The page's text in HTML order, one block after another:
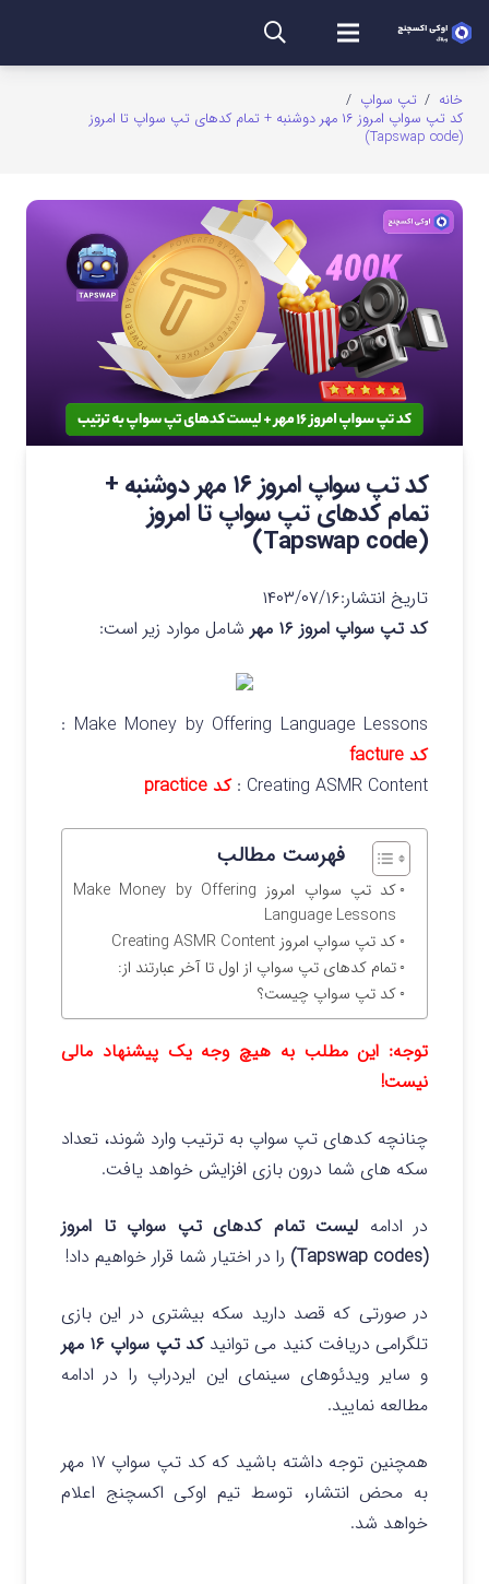
خانه / تپ سواپ /
کد تپ سواپ امروز ۱۶ مهر دوشنبه + تمام کدهای تپ سواپ تا امروز
(Tapswap code)
کد تپ سواپ امروز ۱۶ مهر دوشنبه +
تمام کدهای تپ سواپ تا امروز
(Tapswap code)
تاریخ انتشار:۱۴۰۳/۰۷/۱۶
کد تپ سواپ امروز ۱۶ مهر
شامل موارد زیر است:
Make Money by Offering Language Lessons :
کد facture
Creating ASMR Content : کد practice
فهرست مطالب
کد تپ سواپ امروز Make Money by Offering
Language Lessons
کد تپ سواپ امروز Creating ASMR Content
تمام کدهای تپ سواپ از اول تا آخر عبارتند از:
کد تپ سواپ چیست؟
توجه: این مطلب به هیچ وجه یک پیشنهاد مالی
نیست!
چنانچه کدهای تپ سواپ به ترتیب وارد شوند، تعداد
سکه های شما درون بازی افزایش خواهد یافت.
در ادامه لیست تمام کدهای تپ سواپ تا امروز
(Tapswap codes)
را در اختیار شما قرار خواهیم داد!
در صورتی که قصد دارید سکه بیشتری در این بازی
تلگرامی دریافت کنید می توانیدکد تپ سواپ ۱۶ مهر
و سایر ویدئوهای سینمای این ایردراپ را در ادامه
مطالعه نمایید.
همچنین توجه داشته باشید که کد تپ سواپ ۱۷ مهر
به محض انتشار، توسط تیم اوکی اکسچنج اعلام
خواهد شد.